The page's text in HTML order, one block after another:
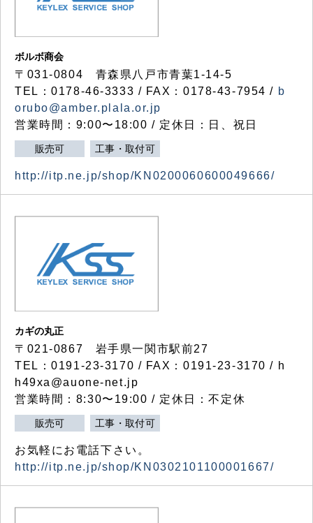
ボルボ商会
〒031-0804 青森県八戸市青葉1-14-5
TEL：0178-46-3333 / FAX：0178-43-7954 / b
orubo@amber.plala.or.jp
営業時間：9:00〜18:00 / 定休日：日、祝日
販売可 工事・取付可
http://itp.ne.jp/shop/KN0200060600049666/
カギの丸正
〒021-0867 岩手県一関市駅前27
TEL：0191-23-3170 / FAX：0191-23-3170 / h
h49xa@auone-net.jp
営業時間：8:30〜19:00 / 定休日：不定休
販売可 工事・取付可
お気軽にお電話下さい。
http://itp.ne.jp/shop/KN0302101100001667/